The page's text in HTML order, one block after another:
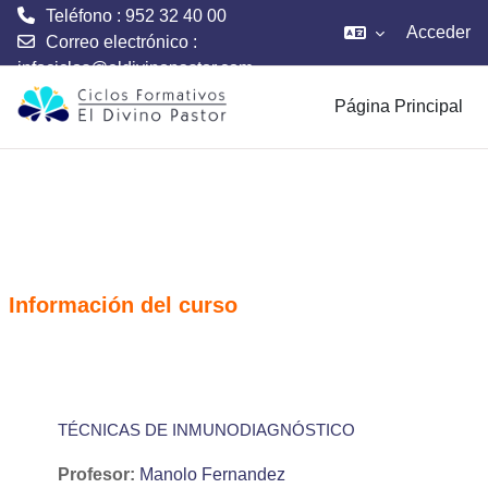
Teléfono : 952 32 40 00
Correo electrónico :
infociclos@eldivinopastor.com
Acceder
Página Principal
Información del curso
TÉCNICAS DE INMUNODIAGNÓSTICO
Profesor: Manolo Fernandez